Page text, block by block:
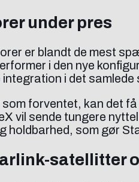
under pres
er blandt de mest
i den nye
i det samlede
som forventet, kan det
vil sende tungere
holdbarhed, som gør
satellitter